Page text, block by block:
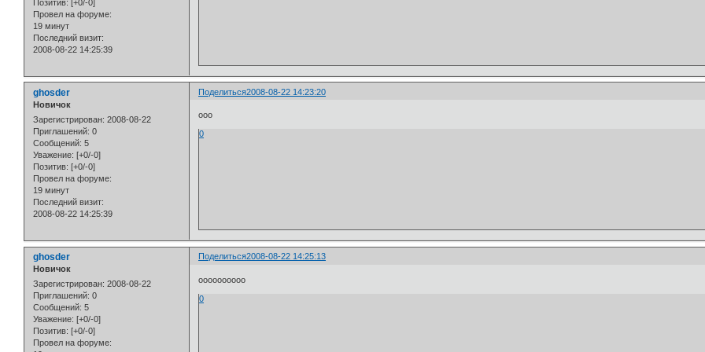
Позитив: [+0/-0]
Провел на форуме:
19 минут
Последний визит:
2008-08-22 14:25:39
Поделиться2008-08-22 14:23:20
ghosder
Новичок
Зарегистрирован: 2008-08-22
Приглашений: 0
Сообщений: 5
Уважение: [+0/-0]
Позитив: [+0/-0]
Провел на форуме:
19 минут
Последний визит:
2008-08-22 14:25:39
ооо
0
Поделиться2008-08-22 14:25:13
ghosder
Новичок
Зарегистрирован: 2008-08-22
Приглашений: 0
Сообщений: 5
Уважение: [+0/-0]
Позитив: [+0/-0]
Провел на форуме:
оооооооооо
0